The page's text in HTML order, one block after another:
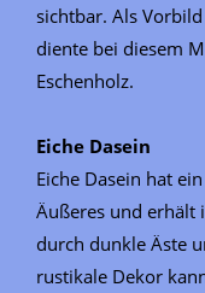
sichtbar. Als
diente bei diesem
Eschenholz.
Eiche Dasein
Eiche Dasein hat
Äußeres und erhält
durch dunkle Äste
rustikale Dekor